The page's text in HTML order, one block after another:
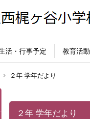
活・行事予定 教育活動
２年 学年だより
２年 学年だより